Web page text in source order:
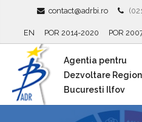
contact@adrbi.ro
EN POR 2014-2020 POR
Agentia pentru
Dezvoltare
Bucuresti Ilfov